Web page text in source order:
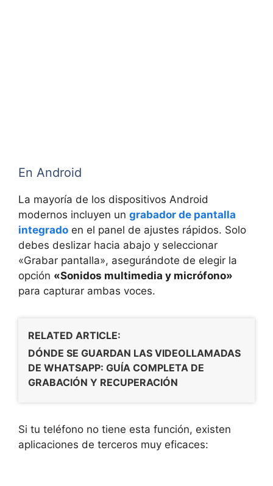
En Android
La mayoría de los dispositivos Android
modernos incluyen un grabador de pantalla
integrado en el panel de ajustes rápidos. Solo
debes deslizar hacia abajo y seleccionar
«Grabar pantalla», asegurándote de elegir la
opción «Sonidos multimedia y micrófono»
para capturar ambas voces.
RELATED ARTICLE:
DÓNDE SE GUARDAN LAS VIDEOLLAMADAS
DE WHATSAPP: GUÍA COMPLETA DE
GRABACIÓN Y RECUPERACIÓN
Si tu teléfono no tiene esta función, existen
aplicaciones de terceros muy eficaces: